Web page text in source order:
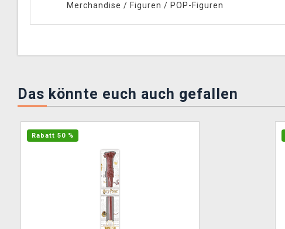
Merchandise / Figuren / POP-Figuren
Das könnte euch auch gefallen
Rabatt 50 %